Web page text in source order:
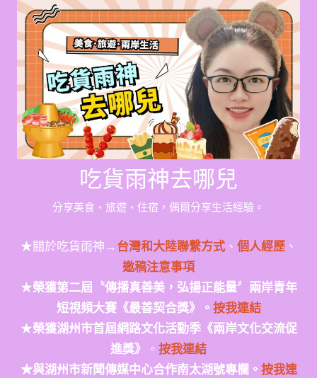
Skip
content
吃貨雨神去哪兒
分享美食、旅遊、住宿，偶爾分享生活經驗。
★關於吃貨雨神→台灣和大陸聯繫方式、 個人經歷、
邀稿注意事項
★榮獲第二屆〝傳播真善美，弘揚正能量〞兩岸青年
短視頻大賽《最善契合獎》。 按我連結
★榮獲湖州市首屆網路文化活動季《兩岸文化交流促
進獎》
。 按我連結
★與湖州市新聞傳媒中心合作南太湖號專欄。 按我連